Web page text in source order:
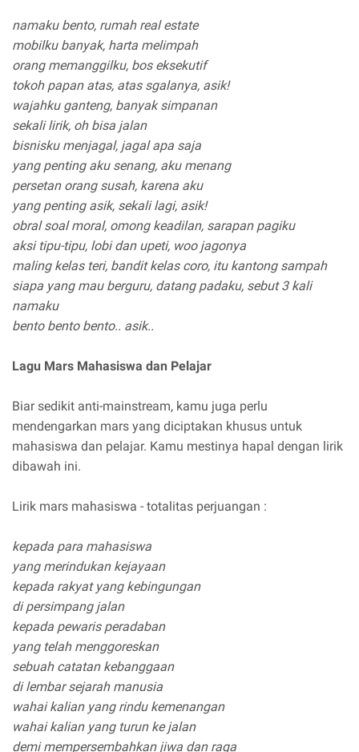
namaku bento, rumah real estate
mobilku banyak, harta melimpah
orang memanggilku, bos eksekutif
tokoh papan atas, atas sgalanya, asik!
wajahku ganteng, banyak simpanan
sekali lirik, oh bisa jalan
bisnisku menjagal, jagal apa saja
yang penting aku senang, aku menang
persetan orang susah, karena aku
yang penting asik, sekali lagi, asik!
obral soal moral, omong keadilan, sarapan pagiku
aksi tipu-tipu, lobi dan upeti, woo jagonya
maling kelas teri, bandit kelas coro, itu kantong sampah
siapa yang mau berguru, datang padaku, sebut 3 kali
namaku
bento bento bento.. asik..
Lagu Mars Mahasiswa dan Pelajar
Biar sedikit anti-mainstream, kamu juga perlu
mendengarkan mars yang diciptakan khusus untuk
mahasiswa dan pelajar. Kamu mestinya hapal dengan lirik
dibawah ini.
Lirik mars mahasiswa - totalitas perjuangan :
kepada para mahasiswa
yang merindukan kejayaan
kepada rakyat yang kebingungan
di persimpang jalan
kepada pewaris peradaban
yang telah menggoreskan
sebuah catatan kebanggaan
di lembar sejarah manusia
wahai kalian yang rindu kemenangan
wahai kalian yang turun ke jalan
demi mempersembahkan jiwa dan raga